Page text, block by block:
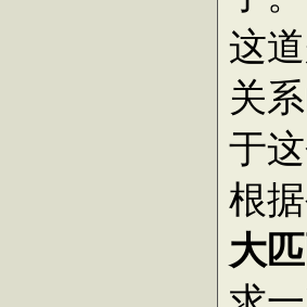
这
关
于
根
大